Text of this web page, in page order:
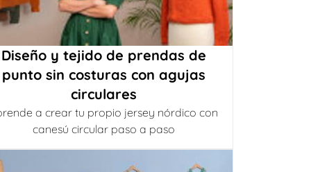
Diseño y tejido de prendas de
punto sin costuras con agujas
circulares
a crear tu propio jersey nórdico con
canesú circular paso a paso